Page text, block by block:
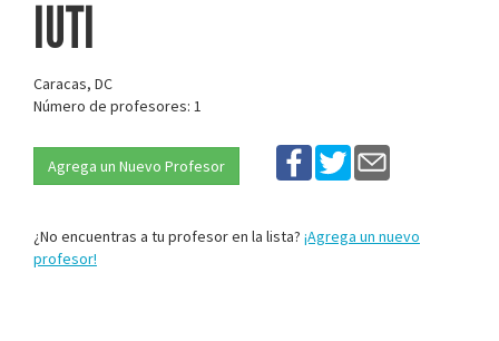
IUTI
Caracas, DC
Número de profesores: 1
Agrega un Nuevo Profesor
¿No encuentras a tu profesor en la lista? ¡Agrega un nuevo
profesor!